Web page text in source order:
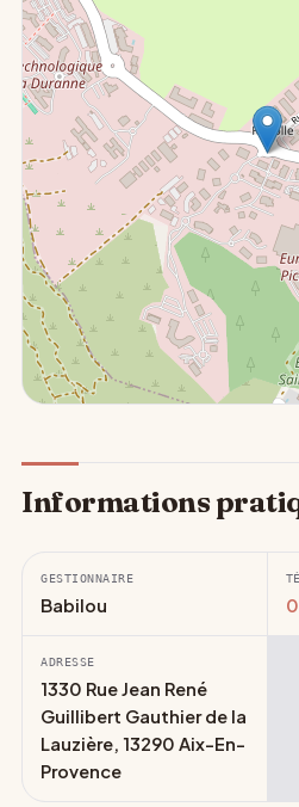
Informations
GESTIONNAIRE
Babilou
ADRESSE
1330 Rue Jean René
Guillibert Gauthier de la
Lauzière, 13290 Aix-En-
Provence